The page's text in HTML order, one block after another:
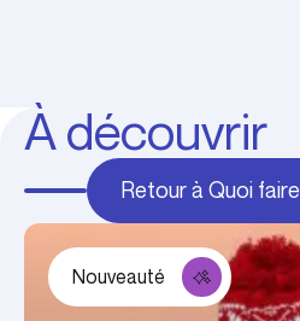
À découvrir
Retour à Quoi faire
Nouveauté